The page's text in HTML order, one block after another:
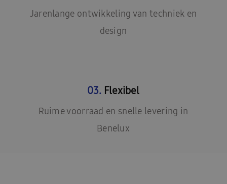
Jarenlange ontwikkeling van techniek en
design
03. Flexibel
Ruime voorraad en snelle levering in
Benelux